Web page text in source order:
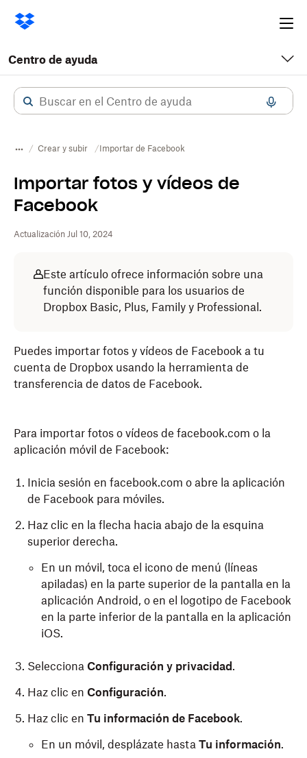
Centro de ayuda
Crear y subir Importar de Facebook
Importar fotos y vídeos de
Facebook
Actualización Jul 10, 2024
Este artículo ofrece información sobre una
función disponible para los usuarios de
Dropbox Basic, Plus, Family y Professional.
Puedes importar fotos y vídeos de Facebook a tu
cuenta de Dropbox usando la herramienta de
transferencia de datos de Facebook.
Para importar fotos o vídeos de facebook.com o la
aplicación móvil de Facebook:
Inicia sesión en facebook.com o abre la aplicación
de Facebook para móviles.
Haz clic en la flecha hacia abajo de la esquina
superior derecha.
En un móvil, toca el icono de menú (líneas
apiladas) en la parte superior de la pantalla en la
aplicación Android, o en el logotipo de Facebook
en la parte inferior de la pantalla en la aplicación
iOS.
Selecciona Configuración y privacidad .
Haz clic en Configuración.
Haz clic en Tu información de Facebook.
En un móvil, desplázate hasta Tu información.